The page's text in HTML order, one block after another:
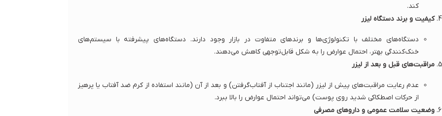
کند.
کیفیت و برند دستگاه لیزر
دستگاه‌های مختلف با تکنولوژی‌ها و برندهای متفاوت در بازار وجود دارند. دستگاه‌های پیشرفته با سیستم‌های
خنک‌کنندگی بهتر، احتمال عوارض را به شکل قابل‌توجهی کاهش می‌دهند.
مراقبت‌های قبل و بعد از لیزر
عدم رعایت مراقبت‌های پیش از لیزر (مانند اجتناب از آفتاب‌گرفتن) و بعد از آن (مانند استفاده از کرم ضد آفتاب یا پرهیز
از حرکات اصطکاکی شدید روی پوست) می‌تواند احتمال عوارض را بالا ببرد.
وضعیت سلامت عمومی و داروهای مصرفی